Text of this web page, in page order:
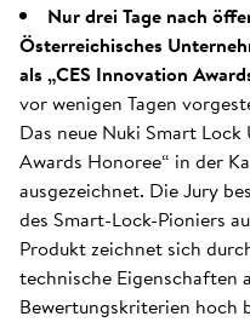
Nur drei Tage nach
Österreichisches
als „CES Innovation
vor wenigen Tagen
Das neue Nuki Smart
Awards Honoree“ in der
ausgezeichnet. Die Jury
des Smart-Lock-Pioniers
Produkt zeichnet sich
technische Eigenschaften
Bewertungskriterien hoch